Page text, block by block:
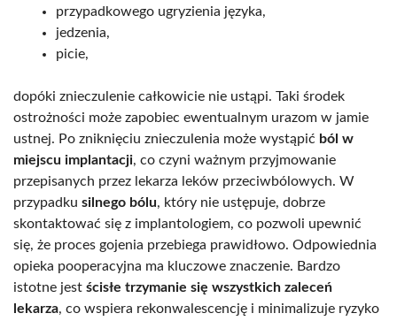
przypadkowego ugryzienia języka,
jedzenia,
picie,
dopóki znieczulenie całkowicie nie ustąpi. Taki środek
ostrożności może zapobiec ewentualnym urazom w jamie
ustnej. Po zniknięciu znieczulenia może wystąpić ból w
miejscu implantacji, co czyni ważnym przyjmowanie
przepisanych przez lekarza leków przeciwbólowych. W
przypadku silnego bólu, który nie ustępuje, dobrze
skontaktować się z implantologiem, co pozwoli upewnić
się, że proces gojenia przebiega prawidłowo. Odpowiednia
opieka pooperacyjna ma kluczowe znaczenie. Bardzo
istotne jest ścisłe trzymanie się wszystkich zaleceń
lekarza, co wspiera rekonwalescencję i minimalizuje ryzyko